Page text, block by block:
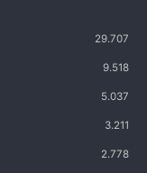
29.707
9.518
5.037
3.211
2.778